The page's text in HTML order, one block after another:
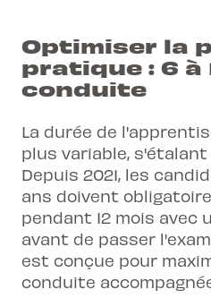
Optimiser la
pratique : 6 à
conduite
La durée de
plus variable, s'étalant
Depuis 2021, les
ans doivent
pendant 12 mois avec
avant de passer
est conçue pour
conduite